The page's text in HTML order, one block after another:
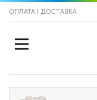
ОПЛАТА І ДОСТАВКА